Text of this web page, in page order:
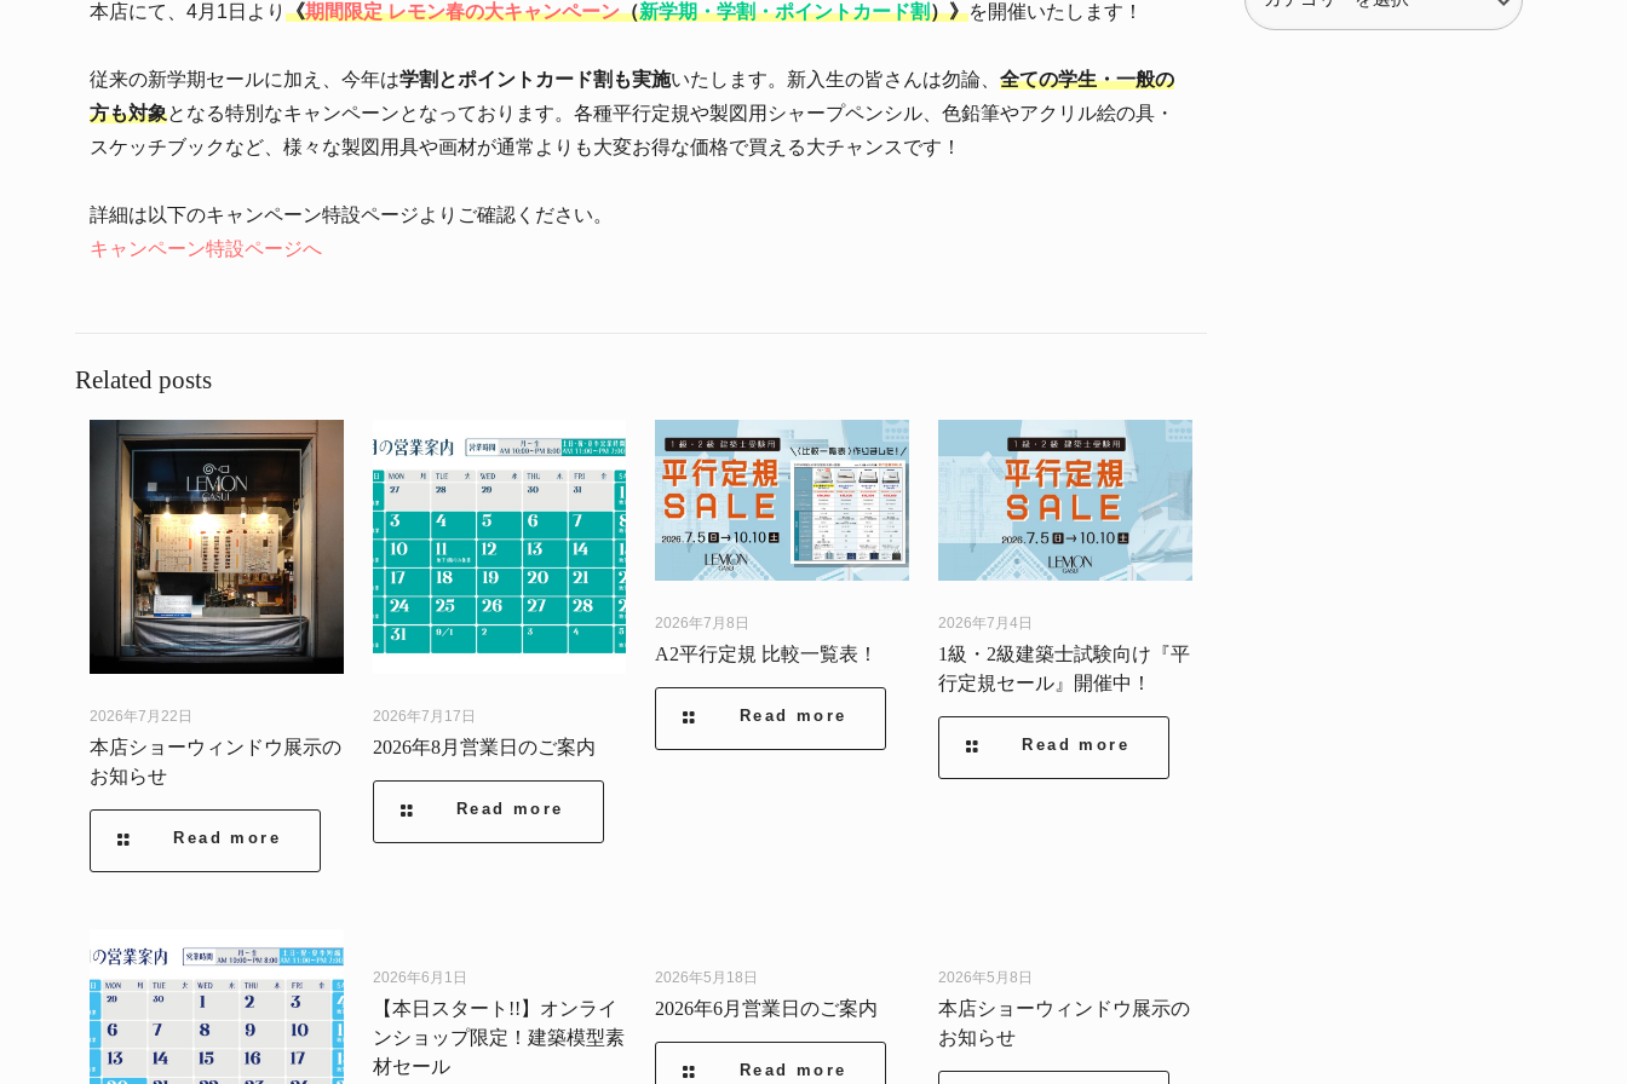
本店にて、4月1日より 《期間限定 レモン春の大キャンペーン（新学期・学割・ポイントカード割）》を開催いたします！
従来の新学期セールに加え、今年は学割とポイントカード割も実施いたします。新入生の皆さんは勿論、 全ての学生・一般の
方も対象となる特別なキャンペーンとなっております。各種平行定規や製図用シャープペンシル、色鉛筆やアクリル絵の具・
スケッチブックなど、様々な製図用具や画材が通常よりも大変お得な価格で買える大チャンスです！
詳細は以下のキャンペーン特設ページよりご確認ください。
キャンペーン特設ページへ
Related posts
2026年7月22日
本店ショーウィンドウ展示の
お知らせ
Read more
2026年7月17日
2026年8月営業日のご案内
Read more
2026年7月8日
A2平行定規 比較一覧表！
Read more
2026年7月4日
1級・2級建築士試験向け『平
行定規セール』開催中！
Read more
2026年6月1日
【本日スタート!!】オンライ
ンショップ限定！建築模型素
材セール
2026年5月18日
2026年6月営業日のご案内
Read more
2026年5月8日
本店ショーウィンドウ展示の
お知らせ
テ
ゴ